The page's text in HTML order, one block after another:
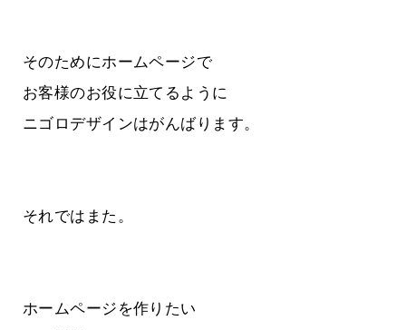
そのためにホームページで
お客様のお役に立てるように
ニゴロデザインはがんばります。
それではまた。
ホームページを作りたい